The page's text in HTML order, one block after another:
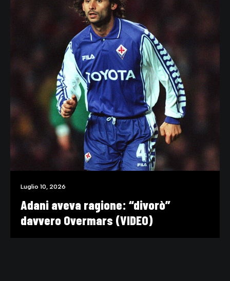
Luglio 10, 2026
Adani aveva ragione: “divorò”
davvero Overmars (VIDEO)